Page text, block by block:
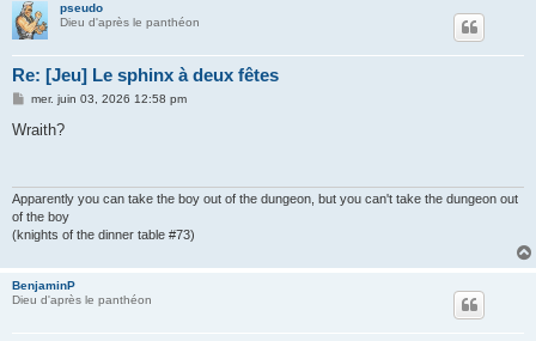
pseudo
Dieu d'après le panthéon
Re: [Jeu] Le sphinx à deux fêtes
M
s
mer. juin 03, 2026 12:58 pm
Wraith?
Apparently you can take the boy out of the dungeon, but you can't take the dungeon out
of the boy
(knights of the dinner table #73)
BenjaminP
Dieu d'après le panthéon